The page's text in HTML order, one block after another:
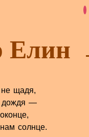
Елин
не щадя,
дождя —
солнце.